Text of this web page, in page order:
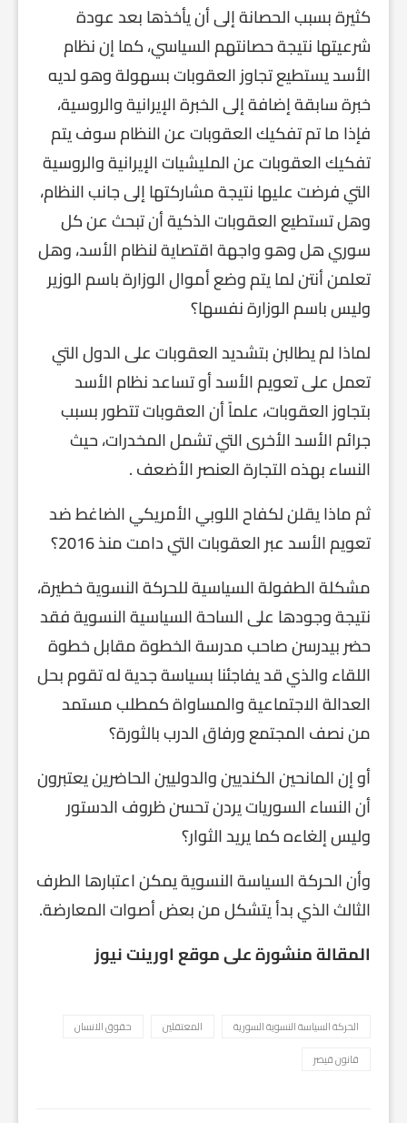
كثيرة بسبب الحصانة إلى أن يأخذها بعد عودة
شرعيتها نتيجة حصانتهم السياسي، كما إن نظام
الأسد يستطيع تجاوز العقوبات بسهولة وهو لديه
خبرة سابقة إضافة إلى الخبرة الإيرانية والروسية،
فإذا ما تم تفكيك العقوبات عن النظام سوف يتم
تفكيك العقوبات عن المليشيات الإيرانية والروسية
التي فرضت عليها نتيجة مشاركتها إلى جانب النظام،
وهل تستطيع العقوبات الذكية أن تبحث عن كل
سوري هل وهو واجهة اقتصاية لنظام الأسد، وهل
تعلمن أنتن لما يتم وضع أموال الوزارة باسم الوزير
وليس باسم الوزارة نفسها؟
لماذا لم يطالبن بتشديد العقوبات على الدول التي
تعمل على تعويم الأسد أو تساعد نظام الأسد
بتجاوز العقوبات، علماً أن العقوبات تتطور بسبب
جرائم الأسد الأخرى التي تشمل المخدرات، حيث
النساء بهذه التجارة العنصر الأضعف .
ثم ماذا يقلن لكفاح اللوبي الأمريكي الضاغط ضد
تعويم الأسد عبر العقوبات التي دامت منذ 2016؟
مشكلة الطفولة السياسية للحركة النسوية خطيرة،
نتيجة وجودها على الساحة السياسية النسوية فقد
حضر بيدرسن صاحب مدرسة الخطوة مقابل خطوة
اللقاء والذي قد يفاجئنا بسياسة جدية له تقوم بحل
العدالة الاجتماعية والمساواة كمطلب مستمد
من نصف المجتمع ورفاق الدرب بالثورة؟
أو إن المانحين الكنديين والدوليين الحاضرين يعتبرون
أن النساء السوريات يردن تحسن ظروف الدستور
وليس إلغاءه كما يريد الثوار؟
وأن الحركة السياسة النسوية يمكن اعتبارها الطرف
الثالث الذي بدأ يتشكل من بعض أصوات المعارضة.
المقالة منشورة على موقع اورينت نيوز
الحركة السياسة النسوية السورية المعتقلين
حقوق الانسان
قانون قيصر